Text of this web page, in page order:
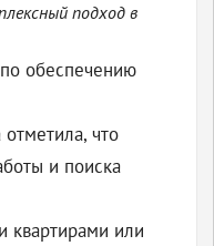
подход в
обеспечению
что
и поиска
квартирами или